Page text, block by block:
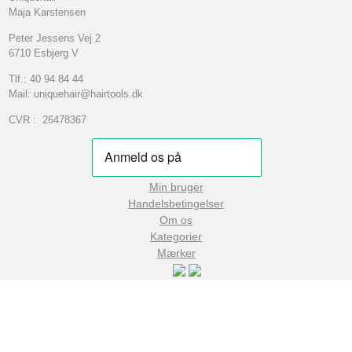
Maja Karstensen
Peter Jessens Vej 2
6710 Esbjerg V
Tlf.: 40 94 84 44
Mail: uniquehair@hairtools.dk
CVR : 26478367
Min bruger
Handelsbetingelser
Om os
Kategorier
Mærker